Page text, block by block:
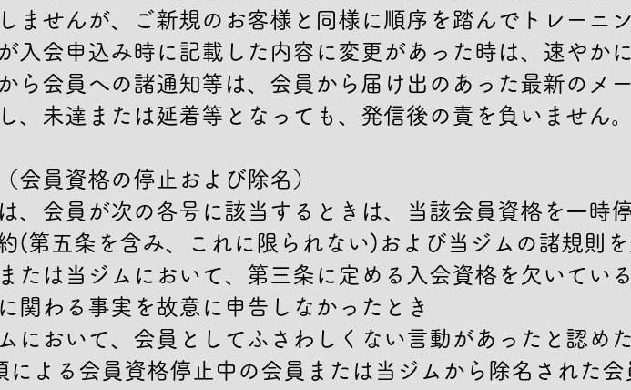
ませんが、ご新規のお客様と同様に順序を踏んでトレーニ
入会申込み時に記載した内容に変更があった時は、速やか
ら会員への諸通知等は、会員から届け出のあった最新のメ
、未達または延着等となっても、発信後の責を負いません。
会員資格の停止および除名）
、会員が次の各号に該当するときは、当該会員資格を一
(第五条を含み、これに限られない)および当ジムの諸規則を
たは当ジムにおいて、第三条に定める入会資格を欠いてい
関わる事実を故意に申告しなかったとき
において、会員としてふさわしくない言動があったと認め
よる会員資格停止中の会員または当ジムから除名された